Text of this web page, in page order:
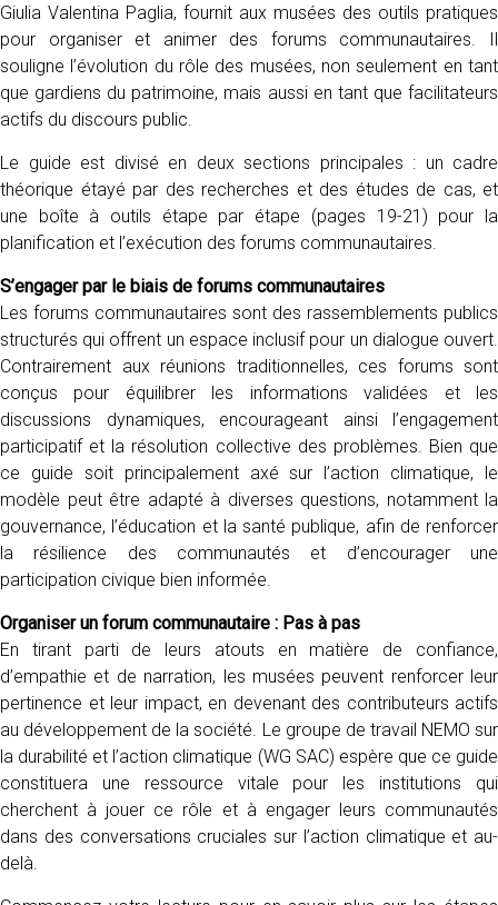
Giulia Valentina Paglia, fournit aux musées des outils pratiques
pour organiser et animer des forums communautaires. Il
souligne l’évolution du rôle des musées, non seulement en tant
que gardiens du patrimoine, mais aussi en tant que facilitateurs
actifs du discours public.
Le guide est divisé en deux sections principales : un cadre
théorique étayé par des recherches et des études de cas, et
une boîte à outils étape par étape (pages 19-21) pour la
planification et l’exécution des forums communautaires.
S’engager par le biais de forums communautaires
Les forums communautaires sont des rassemblements publics
structurés qui offrent un espace inclusif pour un dialogue ouvert.
Contrairement aux réunions traditionnelles, ces forums sont
conçus pour équilibrer les informations validées et les
discussions dynamiques, encourageant ainsi l’engagement
participatif et la résolution collective des problèmes. Bien que
ce guide soit principalement axé sur l’action climatique, le
modèle peut être adapté à diverses questions, notamment la
gouvernance, l’éducation et la santé publique, afin de renforcer
la résilience des communautés et d’encourager une
participation civique bien informée.
Organiser un forum communautaire : Pas à pas
En tirant parti de leurs atouts en matière de confiance,
d’empathie et de narration, les musées peuvent renforcer leur
pertinence et leur impact, en devenant des contributeurs actifs
au développement de la société. Le groupe de travail NEMO sur
la durabilité et l’action climatique (WG SAC) espère que ce guide
constituera une ressource vitale pour les institutions qui
cherchent à jouer ce rôle et à engager leurs communautés
dans des conversations cruciales sur l’action climatique et au-
delà.